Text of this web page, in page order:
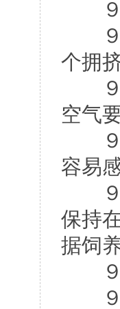
９
９
个拥
９
空气
９
容易
９
保持
据饲
９
９